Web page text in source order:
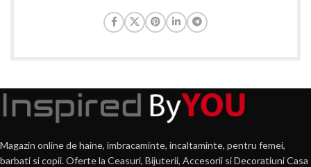
Magazin online de haine, imbracaminte, incaltaminte, pentru femei,
barbati si copii. Oferte la Ceasuri, Bijuterii, Accesorii si Decoratiuni Casa